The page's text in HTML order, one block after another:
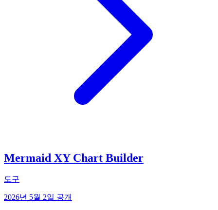
Mermaid XY Chart Builder
도구
2026년 5월 2일 공개